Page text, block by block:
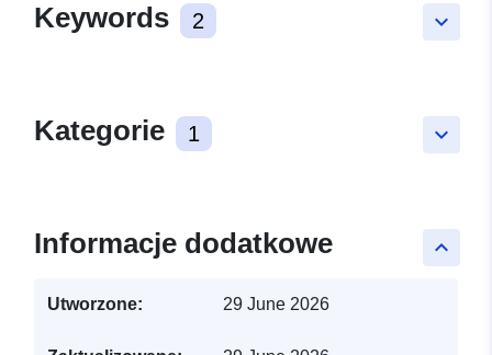
keyboard_arrow_down
Keywords 2
keyboard_arrow_down
Kategorie 1
keyboard_arrow_up
Informacje dodatkowe
Utworzone: 29 June 2026